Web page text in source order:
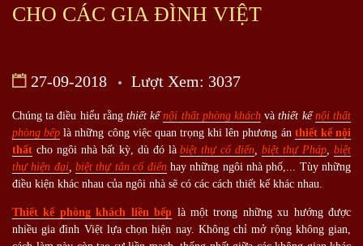
CHO CÁC GIA ĐÌNH VIỆT
27-09-2018 Lượt Xem: 3037
Chúng ta điều hiểu rằng thiết kếnội thất phòng khách vàthiết kếnội thất
phòng bếp là những công việc quan trọng khi lên phương án thiết kế nội
thất cho ngôi nhà bất kỳ, dù đó làbiệt thự cổ điển,biệt thự Pháp, biệt
thự hiện đại,biệt thự tân cổ điểnhay những ngôi nhà phố,... Tùy những
điều kiện khác nhau của ngôi nhà sẽ có các cách thiết kế khác nhau.
Thiết kế phòng khách liền bếp là một trong những xu hướng được
nhiều gia đình Việt lựa chọn hiện nay. Không chỉ mở rộng không gian,